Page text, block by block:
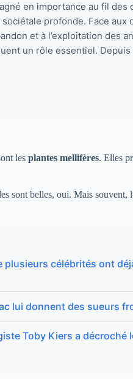
en importance au fil des
profonde. Face aux
et à l’exploitation des
un rôle essentiel. Depuis
les plantes mellifères. Elles
sont belles, oui. Mais souvent,
plusieurs célébrités ont
lui donnent des sueurs
Toby Kiers a décroché